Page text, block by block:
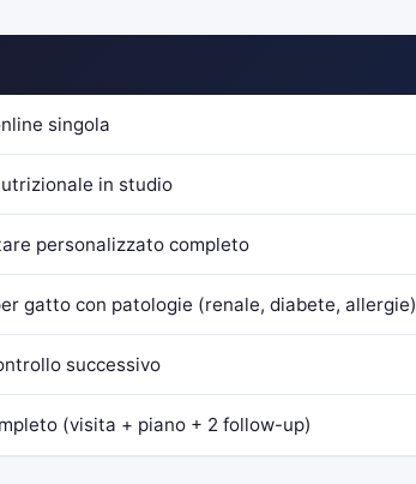
singola
in studio
personalizzato completo
gatto con patologie (renale, diabete, allergie)
successivo
(visita + piano + 2 follow-up)